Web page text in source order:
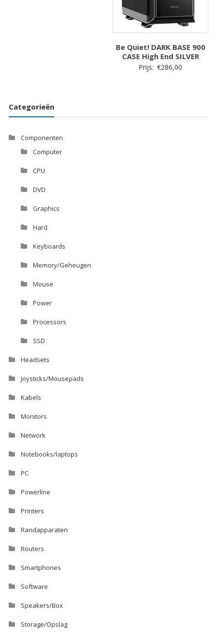
Be Quiet! DARK BASE 900
CASE High End SILVER
Prijs: €286,00
Categorieën
Componenten
Computer
CPU
DVD
Graphics
Hard
Keyboards
Memory/Geheugen
Mouse
Power
Processors
SSD
Headsets
Joysticks/Mousepads
Kabels
Monitors
Network
Notebooks/laptops
PC
Powerline
Printers
Randapparaten
Routers
Smartphones
Software
Speakers/Box
Storage/Opslag